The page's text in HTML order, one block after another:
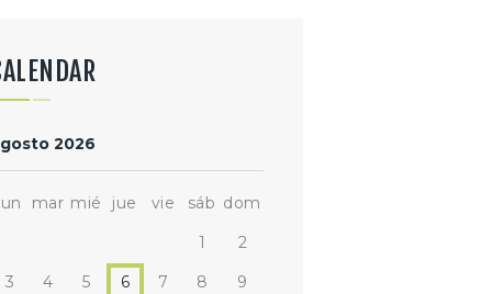
2026
mar mié jue vie sáb dom
1
2
3
4 5 6 7 8
9